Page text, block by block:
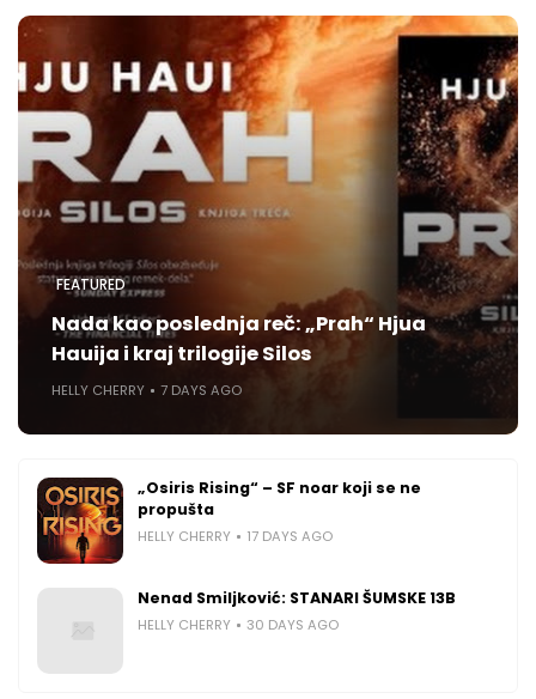
FEATURED
Nada kao poslednja reč: „Prah“ Hjua
Hauija i kraj trilogije Silos
HELLY CHERRY 7 DAYS AGO
„Osiris Rising“ – SF noar koji se ne
propušta
HELLY CHERRY 17 DAYS AGO
Nenad Smiljković: STANARI ŠUMSKE 13B
HELLY CHERRY 30 DAYS AGO